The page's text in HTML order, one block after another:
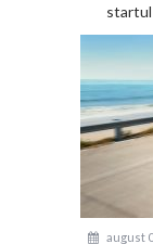
startul
august